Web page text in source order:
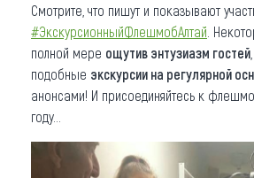
Смотрите, что пишут и показывают
#ЭкскурсионныйФлешмобАлтай .
полной мере ощутив энтузиазм гостей
подобные экскурсии на регулярной
анонсами! И присоединяйтесь к
году…